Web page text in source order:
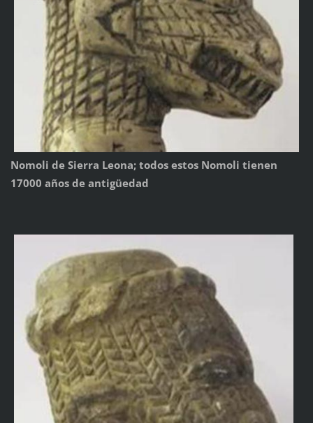
Nomoli de Sierra Leona; todos estos Nomoli tienen
17000 años de antigüedad